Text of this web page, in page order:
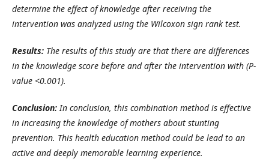
determine the effect of knowledge after receiving the
intervention was analyzed using the Wilcoxon sign rank test.
Results: The results of this study are that there are differences
in the knowledge score before and after the intervention with (P-
value <0.001).
Conclusion: In conclusion, this combination method is effective
in increasing the knowledge of mothers about stunting
prevention. This health education method could be lead to an
active and deeply memorable learning experience.